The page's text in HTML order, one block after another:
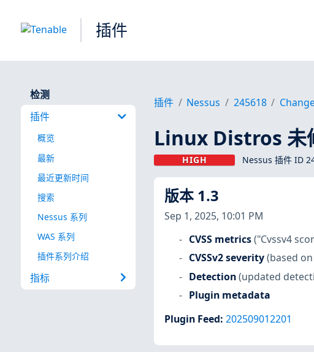
插件
检测
插件
概览
最新
最近更新时间
搜索
Nessus 系列
WAS 系列
插件系列介绍
指标
插件 Nessus 245618
Linux Distros 未
HIGH Nessus 插件 ID
版本 1.3
Sep 1, 2025, 10:01 PM
CVSS metrics ("Cvssv4
CVSSv2 severity (based
Detection (updated
Plugin metadata
Plugin Feed: 202509012201